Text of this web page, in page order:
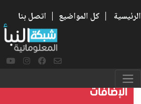
الرئيسية | كل المواضيع | اتصل بنا